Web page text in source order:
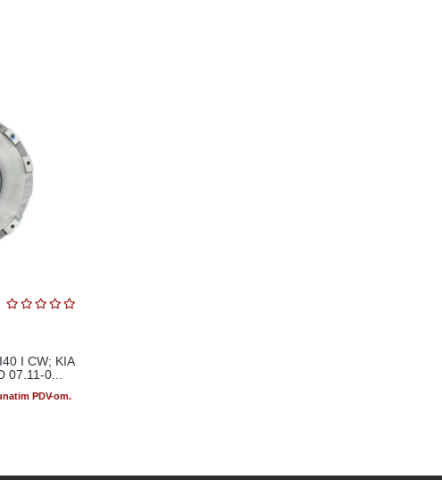
I CW; KIA
07.11-0...
PDV-om.